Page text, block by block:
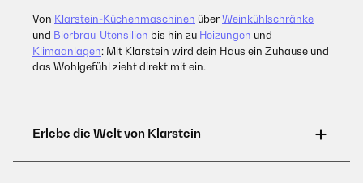
Von Klarstein-Küchenmaschinen überWeinkühlschränke
und Bierbrau-Utensilien bis hin zu Heizungen und
Klimaanlagen: Mit Klarstein wird dein Haus ein Zuhause und
das Wohlgefühl zieht direkt mit ein.